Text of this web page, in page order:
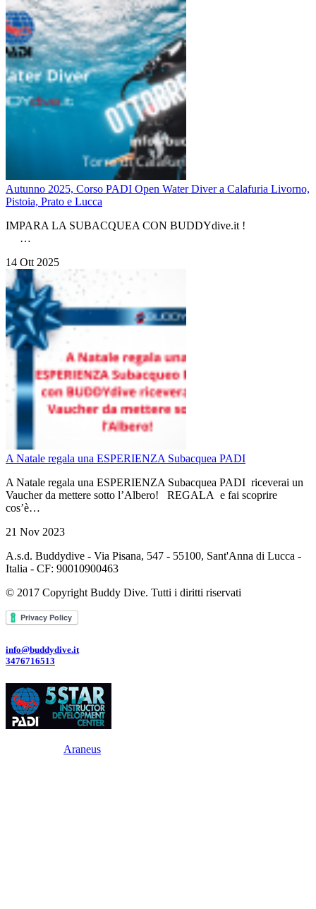
Autunno 2025, Corso PADI Open Water Diver a Calafuria Livorno,
Pistoia, Prato e Lucca
IMPARA LA SUBACQUEA CON BUDDYdive.it !
…
14 Ott 2025
A Natale regala una ESPERIENZA Subacquea PADI
A Natale regala una ESPERIENZA Subacquea PADI riceverai un
Vaucher da mettere sotto l’Albero! REGALA e fai scoprire
cos’è…
21 Nov 2023
A.s.d. Buddydive - Via Pisana, 547 - 55100, Sant'Anna di Lucca -
Italia - CF: 90010900463
© 2017 Copyright Buddy Dive. Tutti i diritti riservati
info@buddydive.it
3476716513
Araneus